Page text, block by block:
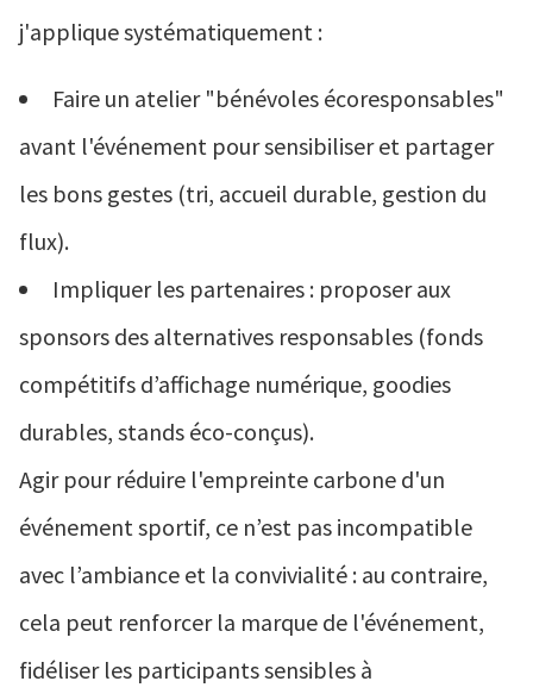
j'applique systématiquement :
Faire un atelier "bénévoles écoresponsables"
avant l'événement pour sensibiliser et partager
les bons gestes (tri, accueil durable, gestion du
flux).
Impliquer les partenaires : proposer aux
sponsors des alternatives responsables (fonds
compétitifs d’affichage numérique, goodies
durables, stands éco-conçus).
Agir pour réduire l'empreinte carbone d'un
événement sportif, ce n’est pas incompatible
avec l’ambiance et la convivialité : au contraire,
cela peut renforcer la marque de l'événement,
fidéliser les participants sensibles à